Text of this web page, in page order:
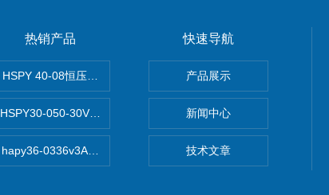
热销产品
HSPY 40-08恒压恒流恒功率电源
HSPY30-050-30V/-05A可调直流稳压电源
hapy36-0336v3A高精度小型可编程直流稳压电源
快速导航
产品展示
新闻中心
技术文章